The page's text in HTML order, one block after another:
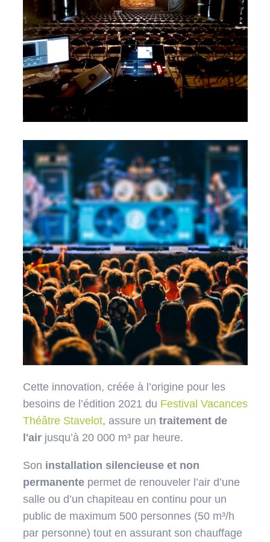
Cette innovation, créée à l’origine pour les
besoins de l’édition 2021 du Festival Vacances
Théâtre Stavelot, assure un traitement de
l'airjusqu’à 20 000 m³ par heure.
Son installation silencieuse et non
permanentepermet de renouveler l’air d’une
salle ou d’un chapiteau en continu pour un
public de maximum 500 personnes (50 m³/h
par personne) tout en assurant son chauffage